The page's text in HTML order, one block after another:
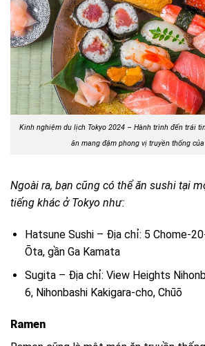
Kinh nghiệm du lịch Tokyo 2024 – Hành trình đến trái
ăn mang đậm phong vị truyền thống
Ngoài ra, bạn cũng có thể ăn sushi tại
tiếng khác ở Tokyo như:
Hatsune Sushi – Địa chỉ: 5 Chome-
Ōta, gần Ga Kamata
Sugita – Địa chỉ: View Heights
6, Nihonbashi Kakigara-cho, Chūō
Ramen